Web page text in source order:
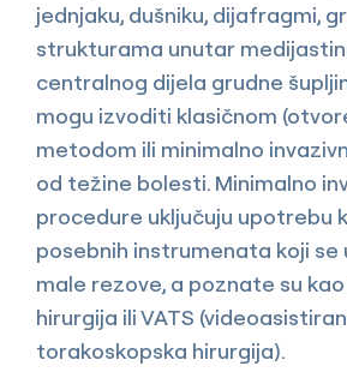
jednjaku, dušniku, dijafragmi,
strukturama unutar
centralnog dijela grudne
mogu izvoditi klasičnom
metodom ili minimalno
od težine bolesti. Minimalno
procedure uključuju upotrebu
posebnih instrumenata koji se
male rezove, a poznate su
hirurgija ili VATS
torakoskopska hirurgija).